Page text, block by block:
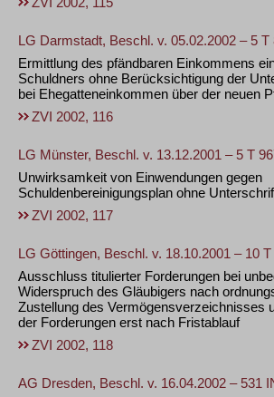
LG Darmstadt, Beschl. v. 05.02.2002 – 5 T
Ermittlung des pfändbaren Einkommens
Schuldners ohne Berücksichtigung der
bei Ehegatteneinkommen über der neuen
ZVI 2002, 116
LG Münster, Beschl. v. 13.12.2001 – 5 T
Unwirksamkeit von Einwendungen gegen
Schuldenbereinigungsplan ohne
ZVI 2002, 117
LG Göttingen, Beschl. v. 18.10.2001 – 10 T
Ausschluss titulierter Forderungen bei
Widerspruch des Gläubigers nach
Zustellung des Vermögensverzeichnisses
der Forderungen erst nach Fristablauf
ZVI 2002, 118
AG Dresden, Beschl. v. 16.04.2002 – 531